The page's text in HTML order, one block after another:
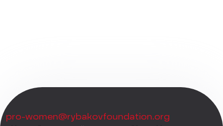
pro-women@rybakovfoundation.org